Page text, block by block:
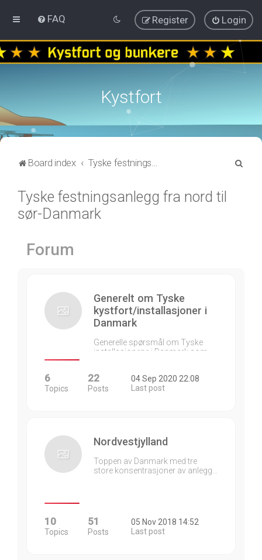
FAQ Login
Register
Kystfort
Board index Tyske festningsanlegg fra nord til sør-Danmark
Tyske festningsanlegg fra nord til
sør-Danmark
Forum
Generelt om Tyske
kystfort/installasjoner i
Danmark
Generelle spørsmål om Tyske
installasjonene i Danmark som…
6
Topics
22
Posts
04 Sep 2020 22:08
Last post
Nordvestjylland
Toppen av Danmark med tre
store konsentrasjoner av anlegg…
10
Topics
51
Posts
05 Nov 2018 14:52
Last post